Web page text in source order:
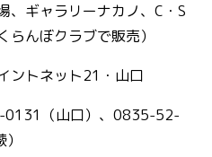
ラリーナカノ、C・S
らんぼクラブで販売）
トネット21・山口
（山口）、0835-52-